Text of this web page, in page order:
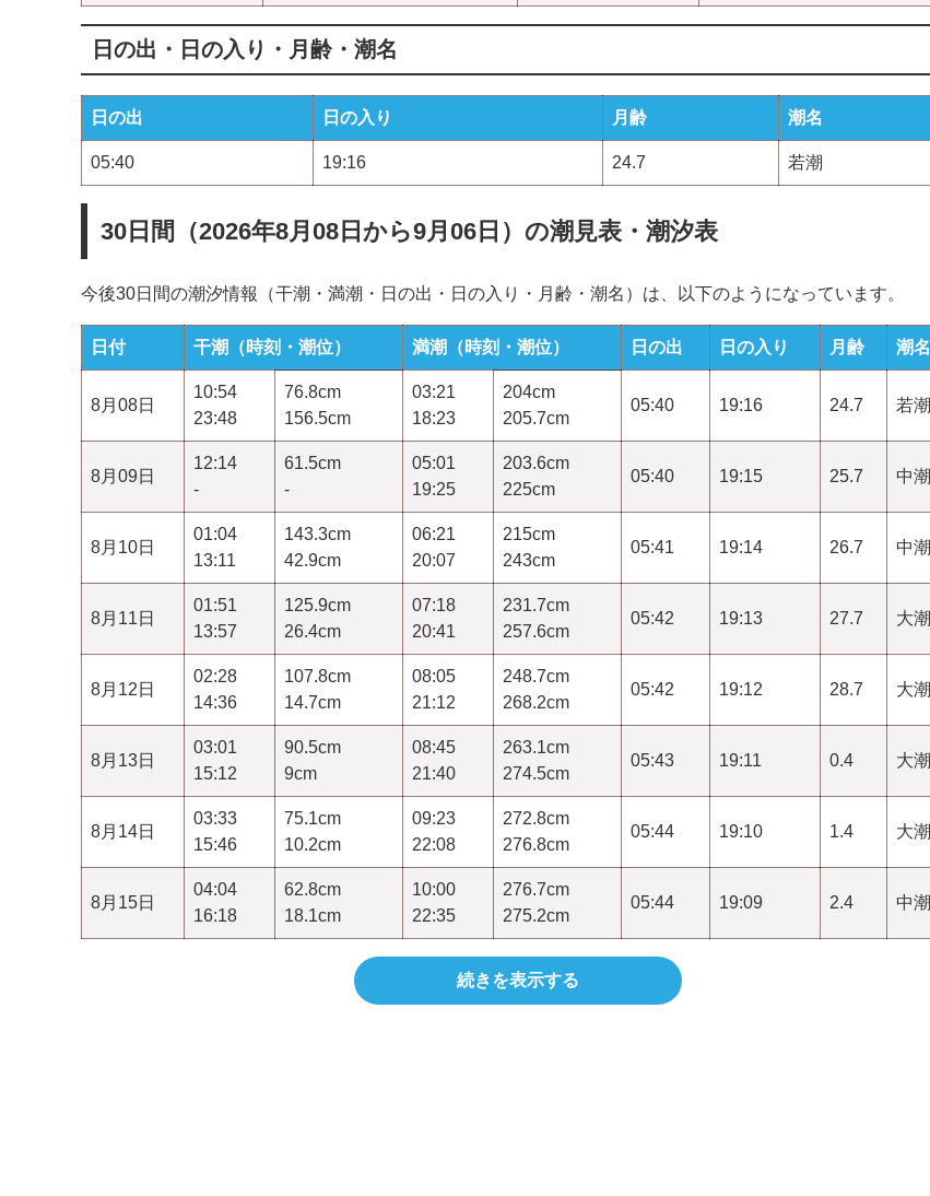
日の出・日の入り・月齢・潮名
日の出 日の入り 月齢 潮名
05:40 19:16 24.7 若潮
30日間（2026年8月08日から9月06日）の潮見表・潮汐表
今後30日間の潮汐情報（干潮・満潮・日の出・日の入り・月齢・潮名）は、以下のようになっています。
日付 干潮（時刻・潮位） 満潮（時刻・潮位） 日の出 日の入り 月齢 潮名
8月08日
10:54
23:48
76.8cm
156.5cm
03:21
18:23
204cm
205.7cm
05:40 19:16 24.7 若潮
8月09日
12:14
-
61.5cm
-
05:01
19:25
203.6cm
225cm
05:40 19:15 25.7 中潮
8月10日
01:04
13:11
143.3cm
42.9cm
06:21
20:07
215cm
243cm
05:41 19:14 26.7 中潮
8月11日
01:51
13:57
125.9cm
26.4cm
07:18
20:41
231.7cm
257.6cm
05:42 19:13 27.7 大潮
8月12日
02:28
14:36
107.8cm
14.7cm
08:05
21:12
248.7cm
268.2cm
05:42 19:12 28.7 大潮
8月13日
03:01
15:12
90.5cm
9cm
08:45
21:40
263.1cm
274.5cm
05:43 19:11 0.4 大潮
8月14日
03:33
15:46
75.1cm
10.2cm
09:23
22:08
272.8cm
276.8cm
05:44 19:10 1.4 大潮
8月15日
04:04
16:18
62.8cm
18.1cm
10:00
22:35
276.7cm
275.2cm
05:44 19:09 2.4 中潮
続きを表示する